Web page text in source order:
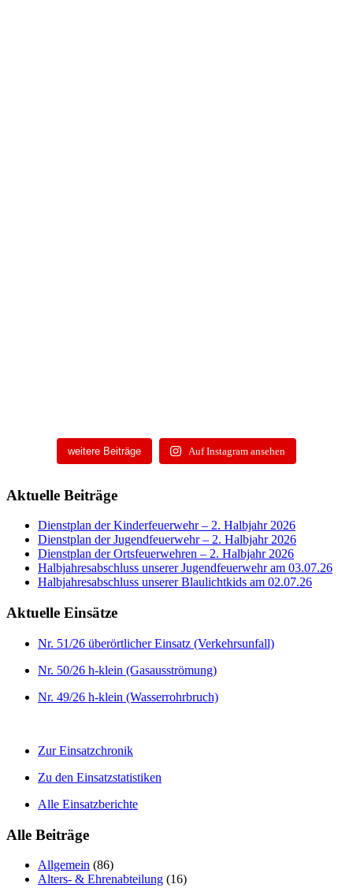
weitere Beiträge Auf Instagram ansehen
Aktuelle Beiträge
Dienstplan der Kinderfeuerwehr – 2. Halbjahr 2026
Dienstplan der Jugendfeuerwehr – 2. Halbjahr 2026
Dienstplan der Ortsfeuerwehren – 2. Halbjahr 2026
Halbjahresabschluss unserer Jugendfeuerwehr am 03.07.26
Halbjahresabschluss unserer Blaulichtkids am 02.07.26
Aktuelle Einsätze
Nr. 51/26 überörtlicher Einsatz (Verkehrsunfall)
Nr. 50/26 h-klein (Gasausströmung)
Nr. 49/26 h-klein (Wasserrohrbruch)
Zur Einsatzchronik
Zu den Einsatzstatistiken
Alle Einsatzberichte
Alle Beiträge
Allgemein (86)
Alters- & Ehrenabteilung (16)